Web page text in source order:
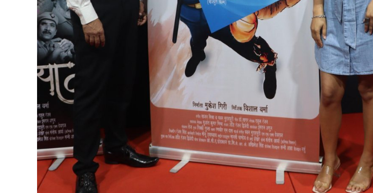
कुलदीप कुमार की “गौरी शंकर की प्रेम कहानी” ने मचाया धमाल